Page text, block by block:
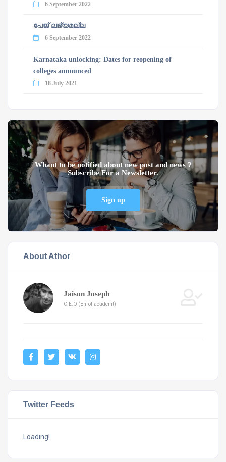
6 September 2022
പേജ് ലഭ്യമല്ല
6 September 2022
Karnataka unlocking: Dates for reopening of
colleges announced
18 July 2021
Whant to be notified about new post and news ?
Subscribe For a Newsletter.
Sign up
About Athor
Jaison Joseph
C.E.O (Enrollacademt)
Twitter Feeds
Loading!